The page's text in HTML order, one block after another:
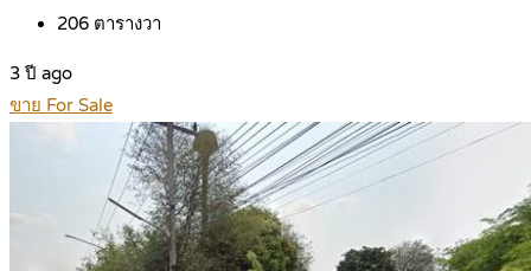
206 ตารางวา
3 ปี ago
ขาย For Sale